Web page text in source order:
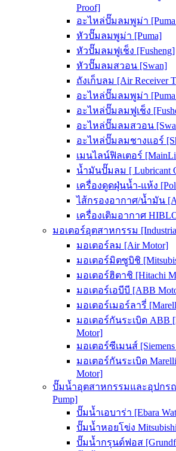
Proof]
อะไหล่ปั๊มลมพูม่า [Puma
หัวปั๊มลมพูม่า [Puma]
หัวปั๊มลมฟูเช็ง [Fusheng]
หัวปั๊มลมสวอน [Swan]
ถังเก็บลม [Air Receiver
อะไหล่ปั๊มลมพูม่า [Puma
อะไหล่ปั๊มลมฟูเช็ง
อะไหล่ปั๊มลมสวอน
อะไหล่ปั๊มลมชางแอร์
เมนไลน์ฟิลเตอร์
น้ำมันปั๊มลม [ Lubricant
เครื่องดูดฝุ่นน้ำ-แห้ง
ไส้กรองอากาศ/น้ำมัน
เครื่องเติมอากาศ
มอเตอร์อุตสาหกรรม
มอเตอร์ลม [Air Motor]
มอเตอร์มิตซูบิชิ
มอเตอร์ฮิตาชิ [Hitachi
มอเตอร์เอบีบี [ABB
มอเตอร์เมอร์ลารี่
มอเตอร์กันระเบิด ABB
Motor]
มอเตอร์ซีเมนส์
มอเตอร์กันระเบิด
Motor]
ปั๊มน้ำอุตสาหกรรมและอุปกรณ์
Pump]
ปั๊มน้ำเอบาร่า [Ebara
ปั๊มน้ำหอยโข่ง Mitsubishi
ปั๊มน้ำกรุนด์ฟอส